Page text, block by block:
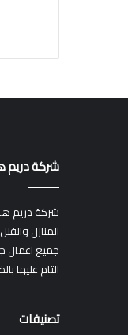
شركة
شركة دريم
المنازل
جميع اعمال
التام عليها
تصنيفات